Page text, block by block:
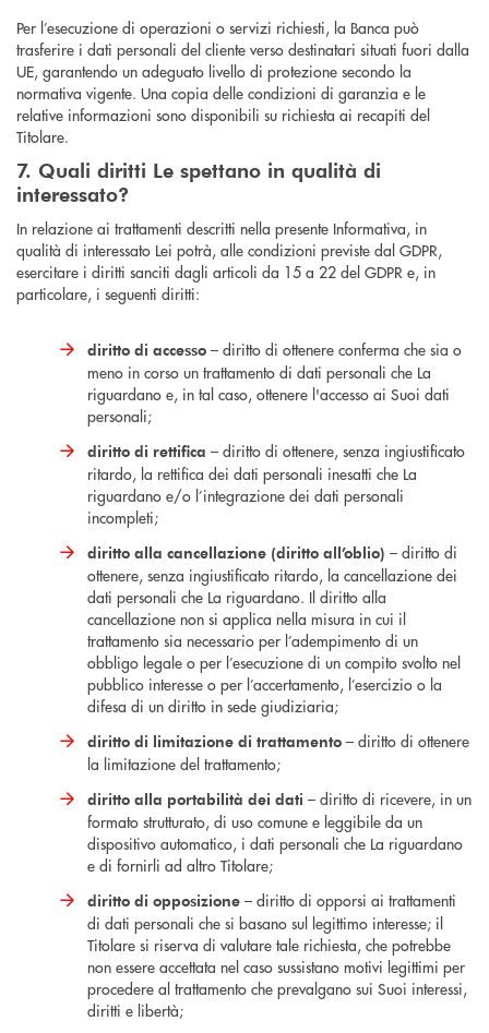
Per l’esecuzione di operazioni o servizi richiesti, la Banca può
trasferire i dati personali del cliente verso destinatari situati fuori dalla
UE, garantendo un adeguato livello di protezione secondo la
normativa vigente. Una copia delle condizioni di garanzia e le
relative informazioni sono disponibili su richiesta ai recapiti del
Titolare.
7. Quali diritti Le spettano in qualità di
interessato?
In relazione ai trattamenti descritti nella presente Informativa, in
qualità di interessato Lei potrà, alle condizioni previste dal GDPR,
esercitare i diritti sanciti dagli articoli da 15 a 22 del GDPR e, in
particolare, i seguenti diritti:
diritto di accesso – diritto di ottenere conferma che sia o
meno in corso un trattamento di dati personali che La
riguardano e, in tal caso, ottenere l'accesso ai Suoi dati
personali;
diritto di rettifica – diritto di ottenere, senza ingiustificato
ritardo, la rettifica dei dati personali inesatti che La
riguardano e/o l’integrazione dei dati personali
incompleti;
diritto alla cancellazione (diritto all’oblio) – diritto di
ottenere, senza ingiustificato ritardo, la cancellazione dei
dati personali che La riguardano. Il diritto alla
cancellazione non si applica nella misura in cui il
trattamento sia necessario per l’adempimento di un
obbligo legale o per l’esecuzione di un compito svolto nel
pubblico interesse o per l’accertamento, l’esercizio o la
difesa di un diritto in sede giudiziaria;
diritto di limitazione di trattamento – diritto di ottenere
la limitazione del trattamento;
diritto alla portabilità dei dati – diritto di ricevere, in un
formato strutturato, di uso comune e leggibile da un
dispositivo automatico, i dati personali che La riguardano
e di fornirli ad altro Titolare;
diritto di opposizione – diritto di opporsi ai trattamenti
di dati personali che si basano sul legittimo interesse; il
Titolare si riserva di valutare tale richiesta, che potrebbe
non essere accettata nel caso sussistano motivi legittimi per
procedere al trattamento che prevalgano sui Suoi interessi,
diritti e libertà;